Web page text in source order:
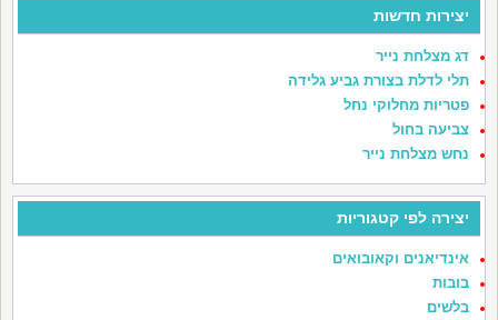
יצירות חדשות
דג מצלחת נייר
תלי לדלת בצורת גביע גלידה
פטריות מחלוקי נחל
צביעה בחול
נחש מצלחת נייר
יצירה לפי קטגוריות
אינדיאנים וקאובואים
בובות
בלשים